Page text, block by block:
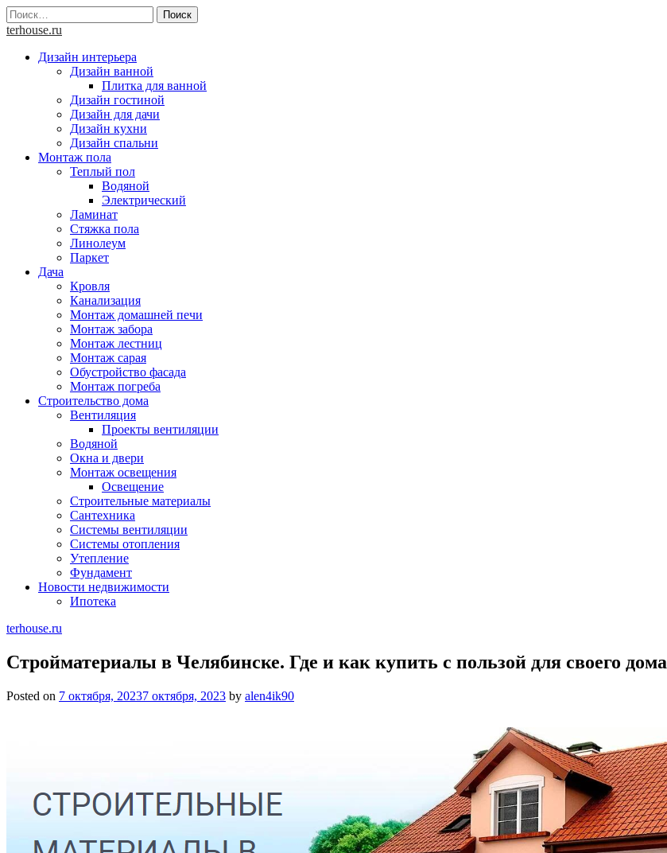
Skip
to
Найти:
terhouse.ru
Дизайн интерьера
Дизайн ванной
Плитка для ванной
Дизайн гостиной
Дизайн для дачи
Дизайн кухни
Дизайн спальни
Монтаж пола
Теплый пол
Водяной
Электрический
Ламинат
Стяжка пола
Линолеум
Паркет
Дача
Кровля
Канализация
Монтаж домашней печи
Монтаж забора
Монтаж лестниц
Монтаж сарая
Обустройство фасада
Монтаж погреба
Строительство дома
Вентиляция
Проекты вентиляции
Водяной
Окна и двери
Монтаж освещения
Освещение
Строительные материалы
Сантехника
Системы вентиляции
Системы отопления
Утепление
Фундамент
Новости недвижимости
Ипотека
terhouse.ru
Стройматериалы в Челябинске. Где и как купить с пользой для своего дома
Posted on 7 октября, 20237 октября, 2023 by alen4ik90